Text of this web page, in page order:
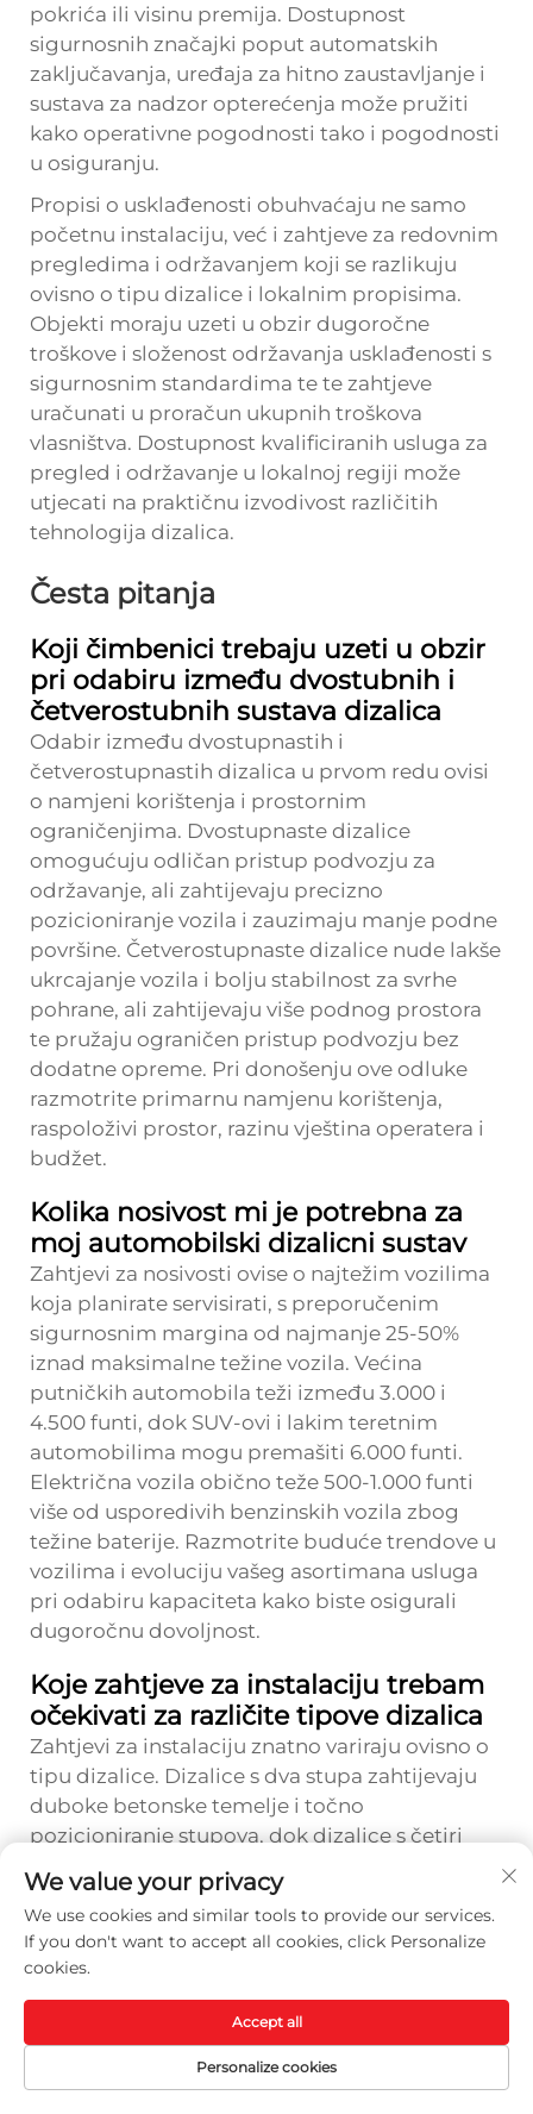
pokrića ili visinu premija. Dostupnost
sigurnosnih značajki poput automatskih
zaključavanja, uređaja za hitno zaustavljanje i
sustava za nadzor opterećenja može pružiti
kako operativne pogodnosti tako i pogodnosti
u osiguranju.
Propisi o usklađenosti obuhvaćaju ne samo
početnu instalaciju, već i zahtjeve za redovnim
pregledima i održavanjem koji se razlikuju
ovisno o tipu dizalice i lokalnim propisima.
Objekti moraju uzeti u obzir dugoročne
troškove i složenost održavanja usklađenosti s
sigurnosnim standardima te te zahtjeve
uračunati u proračun ukupnih troškova
vlasništva. Dostupnost kvalificiranih usluga za
pregled i održavanje u lokalnoj regiji može
utjecati na praktičnu izvodivost različitih
tehnologija dizalica.
Česta pitanja
Koji čimbenici trebaju uzeti u obzir
pri odabiru između dvostubnih i
četverostubnih sustava dizalica
Odabir između dvostupnastih i
četverostupnastih dizalica u prvom redu ovisi
o namjeni korištenja i prostornim
ograničenjima. Dvostupnaste dizalice
omogućuju odličan pristup podvozju za
održavanje, ali zahtijevaju precizno
pozicioniranje vozila i zauzimaju manje podne
površine. Četverostupnaste dizalice nude lakše
ukrcajanje vozila i bolju stabilnost za svrhe
pohrane, ali zahtijevaju više podnog prostora
te pružaju ograničen pristup podvozju bez
dodatne opreme. Pri donošenju ove odluke
razmotrite primarnu namjenu korištenja,
raspoloživi prostor, razinu vještina operatera i
budžet.
Kolika nosivost mi je potrebna za
moj automobilski dizalicni sustav
Zahtjevi za nosivosti ovise o najtežim vozilima
koja planirate servisirati, s preporučenim
sigurnosnim margina od najmanje 25-50%
iznad maksimalne težine vozila. Većina
putničkih automobila teži između 3.000 i
4.500 funti, dok SUV-ovi i lakim teretnim
automobilima mogu premašiti 6.000 funti.
Električna vozila obično teže 500-1.000 funti
više od usporedivih benzinskih vozila zbog
težine baterije. Razmotrite buduće trendove u
vozilima i evoluciju vašeg asortimana usluga
pri odabiru kapaciteta kako biste osigurali
dugoročnu dovoljnost.
Koje zahtjeve za instalaciju trebam
očekivati za različite tipove dizalica
Zahtjevi za instalaciju znatno variraju ovisno o
tipu dizalice. Dizalice s dva stupa zahtijevaju
duboke betonske temelje i točno
pozicioniranje stupova, dok dizalice s četiri
manje složene betonske radove. Nožne
dizalice mogu zahtijevati iskapanje za
ugradnju ispod razine tla i sofisticirane sustave
opskrbu električnom energijom, dovoljnu
visinu prostora iznad dizalice te sukladnost s
lokalnim građevinskim propisima.
We value your privacy
We use cookies and similar tools to provide our services.
If you don't want to accept all cookies, click Personalize
cookies.
Personalize cookies
Accept all